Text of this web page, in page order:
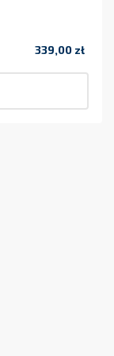
339,00 zł